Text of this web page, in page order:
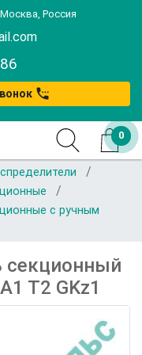
Россия
settings_phone
0
с ручным
секционный
Т2 GKz1